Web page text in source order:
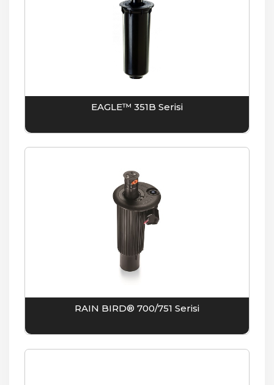
EAGLE™ 351B Serisi
RAIN BIRD® 700/751 Serisi